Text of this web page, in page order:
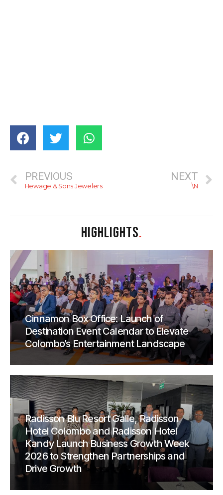
PREVIOUS
Hewage & Sons Jewelers
NEXT
\N
HIGHLIGHTS.
Cinnamon Box Office: Launch of
Destination Event Calendar to Elevate
Colombo’s Entertainment Landscape
Radisson Blu Resort Galle, Radisson
Hotel Colombo and Radisson Hotel
Kandy Launch Business Growth Week
2026 to Strengthen Partnerships and
Drive Growth